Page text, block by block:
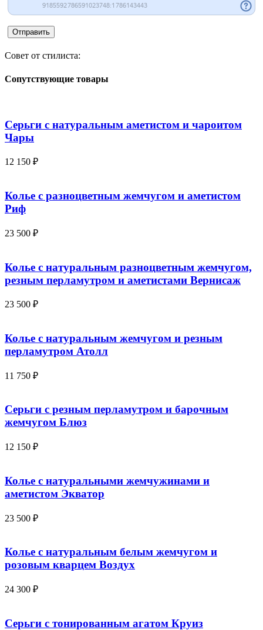
Совет от стилиста:
Сопутствующие товары
Серьги с натуральным аметистом и чароитом
Чары
12 150 ₽
Колье с разноцветным жемчугом и аметистом
Риф
23 500 ₽
Колье с натуральным разноцветным жемчугом,
резным перламутром и аметистами Вернисаж
23 500 ₽
Колье с натуральным жемчугом и резным
перламутром Атолл
11 750 ₽
Серьги с резным перламутром и барочным
жемчугом Блюз
12 150 ₽
Колье с натуральными жемчужинами и
аметистом Экватор
23 500 ₽
Колье с натуральным белым жемчугом и
розовым кварцем Воздух
24 300 ₽
Серьги с тонированным агатом Круиз